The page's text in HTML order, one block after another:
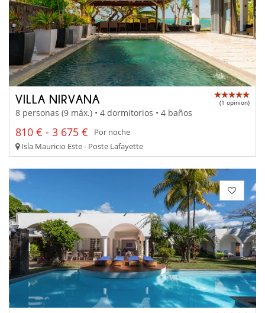
VILLA NIRVANA (1 opinion)
8 personas (9 máx.) • 4 dormitorios • 4 baños
810 € - 3 675 €
Por noche
Isla Mauricio Este - Poste Lafayette